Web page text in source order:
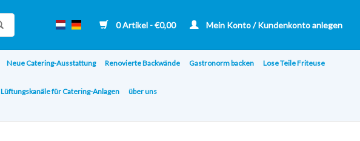
0 Artikel - €0,00 Mein Konto / Kundenkonto anlegen
Neue Catering-Ausstattung Renovierte Backwände Gastronorm backen Lose Teile Friteuse
Lüftungskanäle für Catering-Anlagen über uns